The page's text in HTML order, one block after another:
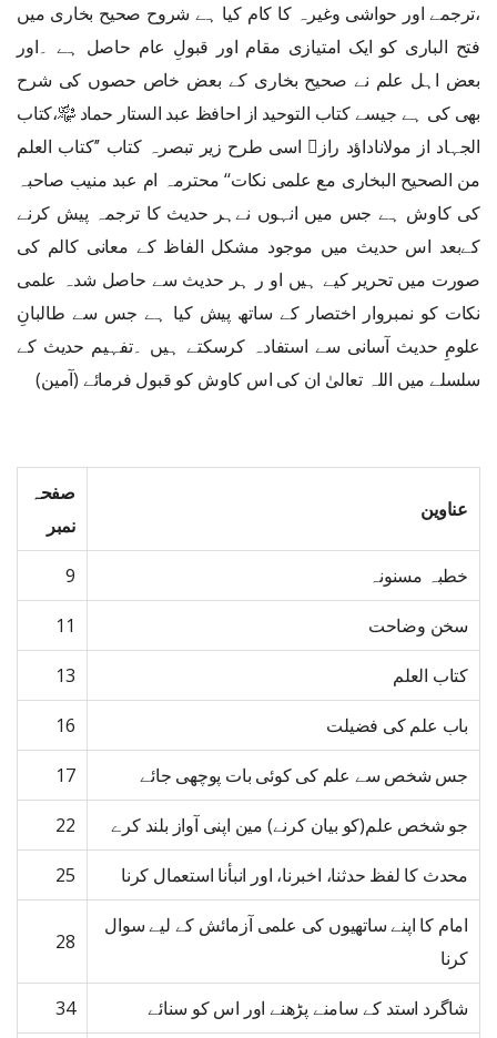
،ترجمے اور حواشی وغیرہ کا کام کیا ہے شروح صحیح بخاری میں
فتح الباری کو ایک امتیازی مقام اور قبولِ عام حاصل ہے ۔اور
بعض اہل علم نے صحیح بخاری کے بعض خاص حصوں کی شرح
بھی کی ہے جیسے کتاب التوحید از احافظ عبد الستار حماد ﷾،کتاب
الجہاد از مولاناداؤد راز﷫ اسی طرح زیر تبصرہ کتاب ’’کتاب العلم
من الصحیح البخاری مع علمی نکات‘‘ محترمہ ام عبد منیب صاحبہ
کی کاوش ہے جس میں انہوں نےہر حدیث کا ترجمہ پیش کرنے
کےبعد اس حدیث میں موجود مشکل الفاظ کے معانی کالم کی
صورت میں تحریر کیے ہیں او ر ہر حدیث سے حاصل شدہ علمی
نکات کو نمبروار اختصار کے ساتھ پیش کیا ہے جس سے طالبانِ
علومِ حدیث آسانی سے استفادہ کرسکتے ہیں ۔تفہیم حدیث کے
سلسلے میں اللہ تعالیٰ ان کی اس کاوش کو قبول فرمائے (آمین)
عناوین
صفحہ
نمبر
خطبہ مسنونہ 9
سخن وضاحت 11
کتاب العلم 13
باب علم کی فضیلت 16
جس شخص سے علم کی کوئی بات پوچھی جائے 17
جو شخص علم(کو بیان کرنے) مین اپنی آواز بلند کرے 22
محدث کا لفظ حدثنا، اخبرنا، اور انبأنا استعمال کرنا 25
امام کا اپنے ساتھیوں کی علمی آزمائش کے لیے سوال
کرنا
28
شاگرد استد کے سامنے پڑھنے اور اس کو سنائے 34